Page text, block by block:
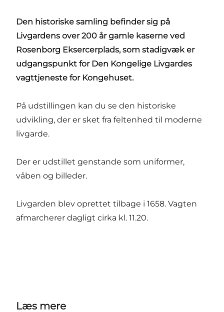
Den historiske samling befinder sig på
Livgardens over 200 år gamle kaserne ved
Rosenborg Eksercerplads, som stadigvæk er
udgangspunkt for Den Kongelige Livgardes
vagttjeneste for Kongehuset.
På udstillingen kan du se den historiske
udvikling, der er sket fra feltenhed til moderne
livgarde.
Der er udstillet genstande som uniformer,
våben og billeder.
Livgarden blev oprettet tilbage i 1658. Vagten
afmarcherer dagligt cirka kl. 11.20.
Læs mere